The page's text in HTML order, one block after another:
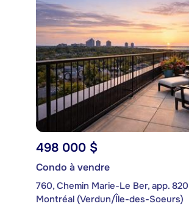
498 000 $
Condo à vendre
760, Chemin Marie-Le Ber, app. 820
Montréal (Verdun/Île-des-Soeurs)